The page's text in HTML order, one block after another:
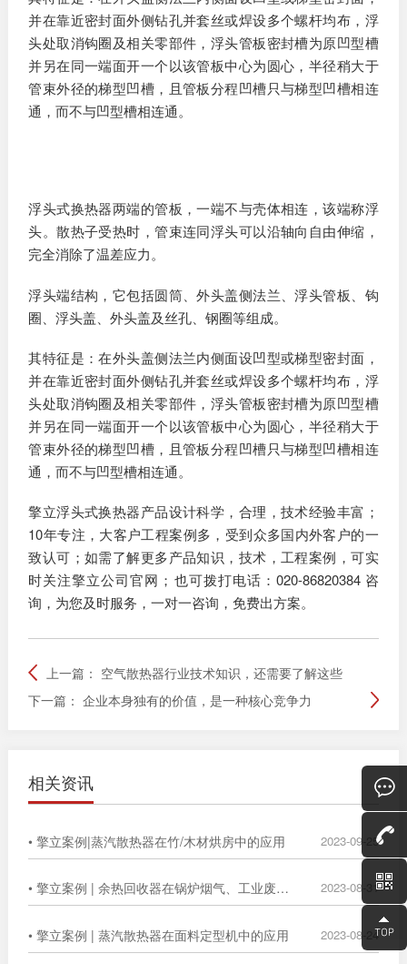
并在靠近密封面外侧钻孔并套丝或焊设多个螺杆均布，浮
头处取消钩圈及相关零部件，浮头管板密封槽为原凹型槽
并另在同一端面开一个以该管板中心为圆心，半径稍大于
管束外径的梯型凹槽，且管板分程凹槽只与梯型凹槽相连
通，而不与凹型槽相连通。
浮头式换热器两端的管板，一端不与壳体相连，该端称浮
头。散热子受热时，管束连同浮头可以沿轴向自由伸缩，
完全消除了温差应力。
浮头端结构，它包括圆筒、外头盖侧法兰、浮头管板、钩
圈、浮头盖、外头盖及丝孔、钢圈等组成。
其特征是：在外头盖侧法兰内侧面设凹型或梯型密封面，
并在靠近密封面外侧钻孔并套丝或焊设多个螺杆均布，浮
头处取消钩圈及相关零部件，浮头管板密封槽为原凹型槽
并另在同一端面开一个以该管板中心为圆心，半径稍大于
管束外径的梯型凹槽，且管板分程凹槽只与梯型凹槽相连
通，而不与凹型槽相连通。
擎立浮头式换热器产品设计科学，合理，技术经验丰富；
10年专注，大客户工程案例多，受到众多国内外客户的一
致认可；如需了解更多产品知识，技术，工程案例，可实
时关注擎立公司官网；也可拨打电话：020-86820384 咨
询，为您及时服务，一对一咨询，免费出方案。
上一篇： 空气散热器行业技术知识，还需要了解这些
下一篇： 企业本身独有的价值，是一种核心竞争力
相关资讯
• 擎立案例|蒸汽散热器在竹/木材烘房中的应用 2023-09-25
• 擎立案例 | 余热回收器在锅炉烟气、工业废气中的广泛应用 2023-08-31
• 擎立案例 | 蒸汽散热器在面料定型机中的应用 2023-08-24